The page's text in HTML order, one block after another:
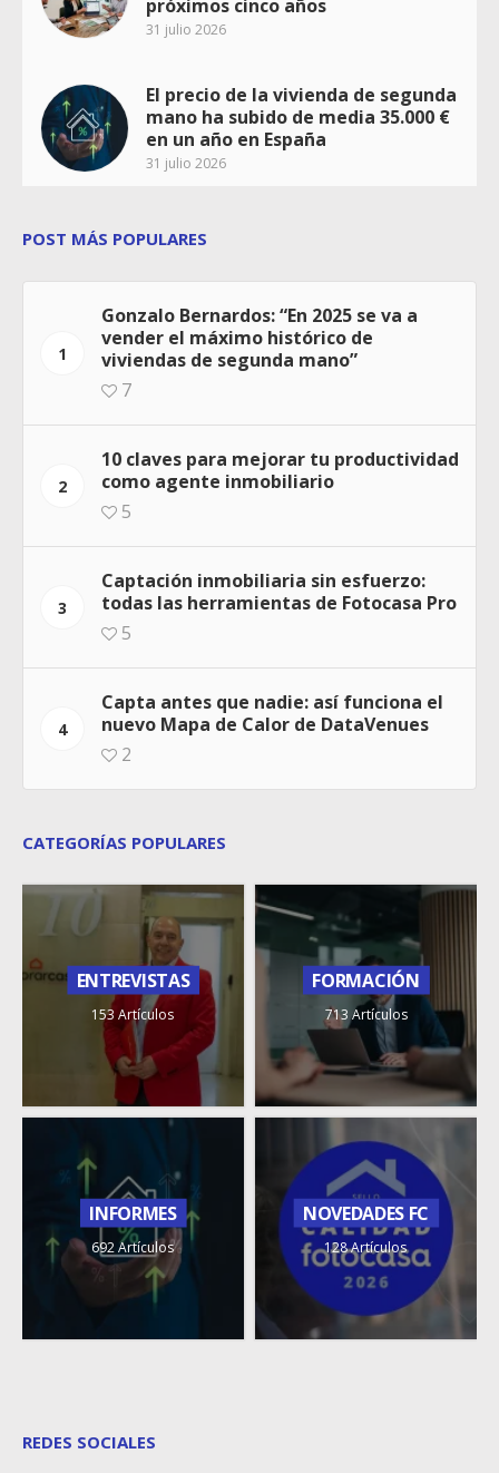
próximos cinco años
31 julio 2026
El precio de la vivienda de segunda
mano ha subido de media 35.000 €
en un año en España
31 julio 2026
POST MÁS POPULARES
1
Gonzalo Bernardos: “En 2025 se va a
vender el máximo histórico de
viviendas de segunda mano”
7
2
10 claves para mejorar tu productividad
como agente inmobiliario
5
3
Captación inmobiliaria sin esfuerzo:
todas las herramientas de Fotocasa Pro
5
4
Capta antes que nadie: así funciona el
nuevo Mapa de Calor de DataVenues
2
CATEGORÍAS POPULARES
ENTREVISTAS
153 Artículos
FORMACIÓN
713 Artículos
INFORMES
692 Artículos
NOVEDADES FC
128 Artículos
REDES SOCIALES